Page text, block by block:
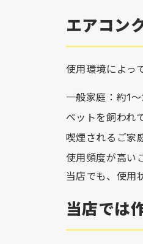
エアコン
使用環境によっ
一般家庭：約1
ペットを飼われ
喫煙されるご家
使用頻度が高い
当店でも、使用
当店では